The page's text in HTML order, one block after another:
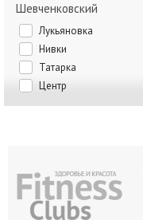
Шевченковский
Лукьяновка
Нивки
Татарка
Центр